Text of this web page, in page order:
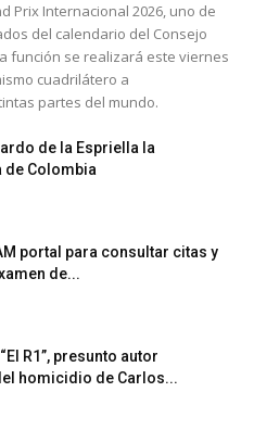
Prix Internacional 2026, uno de
del calendario del Consejo
función se realizará este viernes
cuadrilátero a
partes del mundo.
de la Espriella la
de Colombia
portal para consultar citas y
de...
R1”, presunto autor
homicidio de Carlos...